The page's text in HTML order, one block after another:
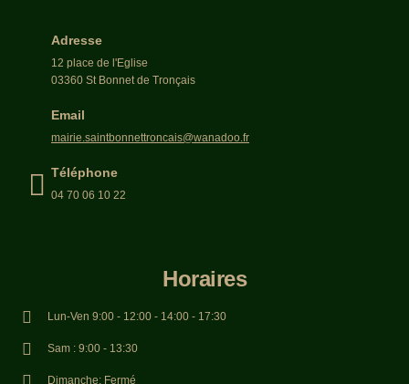
Adresse
12 place de l'Eglise
03360 St Bonnet de Tronçais
Email
mairie.saintbonnettroncais@wanadoo.fr
Téléphone
04 70 06 10 22
Horaires
Lun-Ven 9:00 - 12:00 - 14:00 - 17:30
Sam : 9:00 - 13:30
Dimanche: Fermé